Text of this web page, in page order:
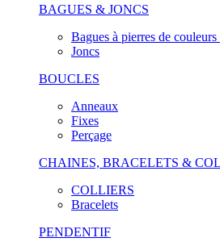
BAGUES & JONCS
Bagues à pierres de couleurs
Joncs
BOUCLES
Anneaux
Fixes
Perçage
CHAINES, BRACELETS &
COLLIERS
Bracelets
PENDENTIF